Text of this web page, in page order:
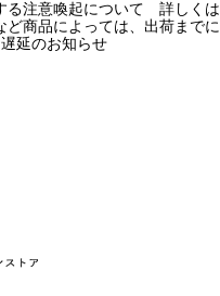
る注意喚起について 詳しく
ど商品によっては、出荷ま
延のお知らせ